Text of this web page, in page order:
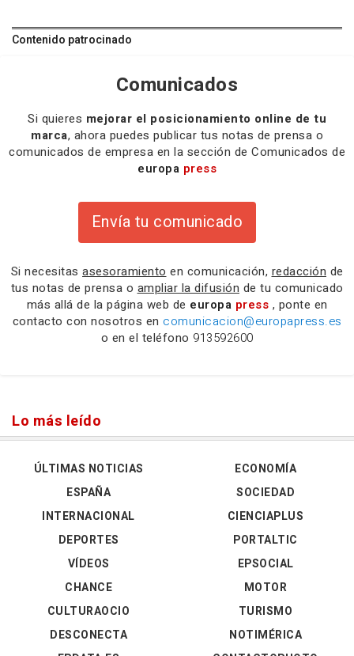
Contenido patrocinado
Comunicados
Si quieres mejorar el posicionamiento online de tu
marca, ahora puedes publicar tus notas de prensa o
comunicados de empresa en la sección de Comunicados de
europa press
Envía tu comunicado
Si necesitas asesoramiento en comunicación, redacción de
tus notas de prensa o ampliar la difusión de tu comunicado
más allá de la página web de europa press , ponte en
contacto con nosotros en comunicacion@europapress.es
o en el teléfono 913592600
Lo más leído
ÚLTIMAS NOTICIAS
ESPAÑA
INTERNACIONAL
DEPORTES
VÍDEOS
ECONOMÍA
SOCIEDAD
CIENCIAPLUS
PORTALTIC
EPSOCIAL
CHANCE
CULTURAOCIO
DESCONECTA
MOTOR
TURISMO
NOTIMÉRICA